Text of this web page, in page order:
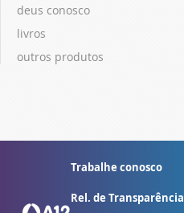
deus conosco
livros
outros produtos
Trabalhe conosco
Rel. de Transparência